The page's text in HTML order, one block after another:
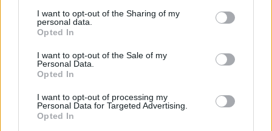
I want to opt-out of the Sharing of my
personal data.
Opted In
I want to opt-out of the Sale of my
Personal Data.
Opted In
I want to opt-out of processing my
Personal Data for Targeted Advertising.
Opted In
dell’Imu. Perché è importante sottolinearlo?
Perché il fatto che nel dibattito politico entri in
modo così deciso il tema della riduzione
dell’imposizione patrimoniale sugli immobili è
una novità. Sino ad ora, infatti, di Imu si era
essenzialmente per discutere sull’opportunità o
meno di tassare la prima casa (facendolo, per di